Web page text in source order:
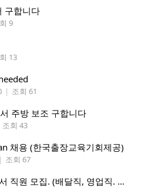
구합니다
9
13
| 조회 61
주방 보조 구합니다
조회 43
채용 (한국출장교육기회제공)
| 조회 67
모집. (배달직, 영업직. 창고 관리직)